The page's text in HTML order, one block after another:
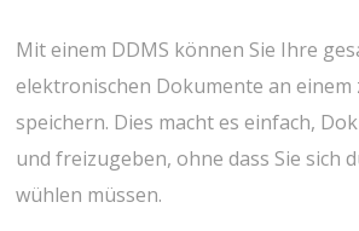
Mit einem DDMS können Sie Ihre
elektronischen Dokumente an
speichern. Dies macht es einfach,
und freizugeben, ohne dass Sie sich
wühlen müssen.